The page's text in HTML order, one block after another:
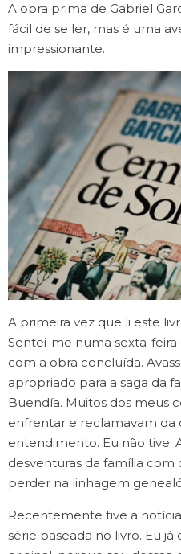
A obra prima de Gabriel
fácil de se ler, mas é uma
impressionante.
A primeira vez que li este
Sentei-me numa sexta-
com a obra concluída.
apropriado para a saga da
Buendía. Muitos dos meus
enfrentar e reclamavam da
entendimento. Eu não tive.
desventuras da família com
perder na linhagem
Recentemente tive a
série baseada no livro. Eu já